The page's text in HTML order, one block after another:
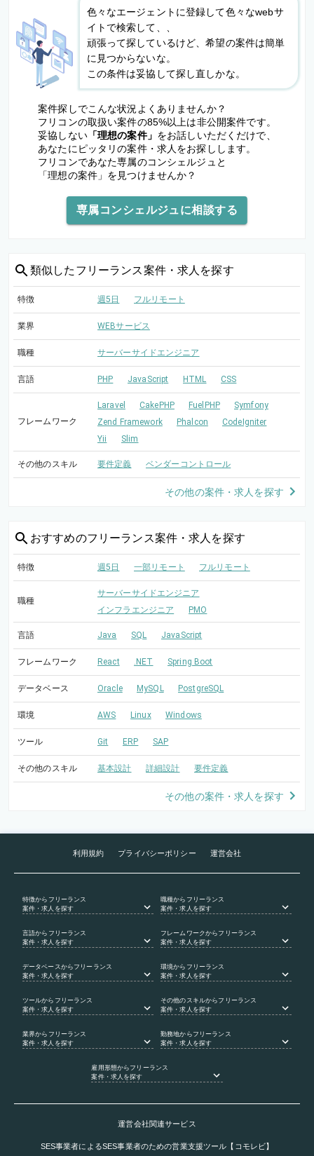
色々なエージェントに登録して色々なwebサ
イトで検索して、、
頑張って探しているけど、希望の案件は簡単
に見つからないな。
この条件は妥協して探し直しかな。
案件探しでこんな状況よくありませんか？
フリコンの取扱い案件の85%以上は非公開案件です。
妥協しない「理想の案件」 をお話しいただくだけで、
あなたにピッタリの案件・求人をお探しします。
フリコンであなた専属のコンシェルジュと
「理想の案件」を見つけませんか？
専属コンシェルジュに相談する
類似した フリーランス案件・求人を探す
特徴 週5日 フルリモート
業界 WEBサービス
職種 サーバーサイドエンジニア
言語 PHP JavaScript HTML CSS
フレームワーク
Laravel CakePHP FuelPHP
Symfony
Zend Framework
Phalcon
CodeIgniter
Yii
Slim
その他のスキル 要件定義 ベンダーコントロール
その他の案件・求人を探す
おすすめのフリーランス案件・求人を探す
特徴 週5日 一部リモート フルリモート
職種
サーバーサイドエンジニア
インフラエンジニア
PMO
言語 Java SQL JavaScript
フレームワーク React .NET Spring Boot
データベース Oracle MySQL PostgreSQL
環境 AWS Linux Windows
ツール Git ERP SAP
その他のスキル 基本設計 詳細設計 要件定義
その他の案件・求人を探す
利用規約 プライバシーポリシー 運営会社
特徴からフリーランス
案件・求人を探す
職種からフリーランス
案件・求人を探す
言語からフリーランス
案件・求人を探す
フレームワークからフリーランス
案件・求人を探す
データベース からフリーランス
案件・求人を探す
環境からフリーランス
案件・求人を探す
ツールからフリーランス
案件・求人を探す
その他のスキルからフリーランス
案件・求人を探す
業界からフリーランス
案件・求人を探す
勤務地からフリーランス
案件・求人を探す
雇用形態からフリーランス
案件・求人を探す
運営会社関連サービス
SES事業者によるSES事業者のための営業支援ツール【コモレビ】